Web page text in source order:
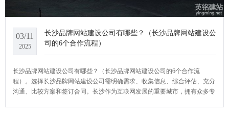
03/11
2025
长沙品牌网站建设公司有哪些？（长沙品牌网站建设公
司的6个合作流程）
长沙品牌网站建设公司有哪些？（长沙品牌网站建设公司的6个合作流
程）。选择长沙品牌网站建设公司需明确需求、收集信息、综合评估、充分
沟通、比较方案和签订合同。长沙作为互联网发展的重要城市，拥有众多专